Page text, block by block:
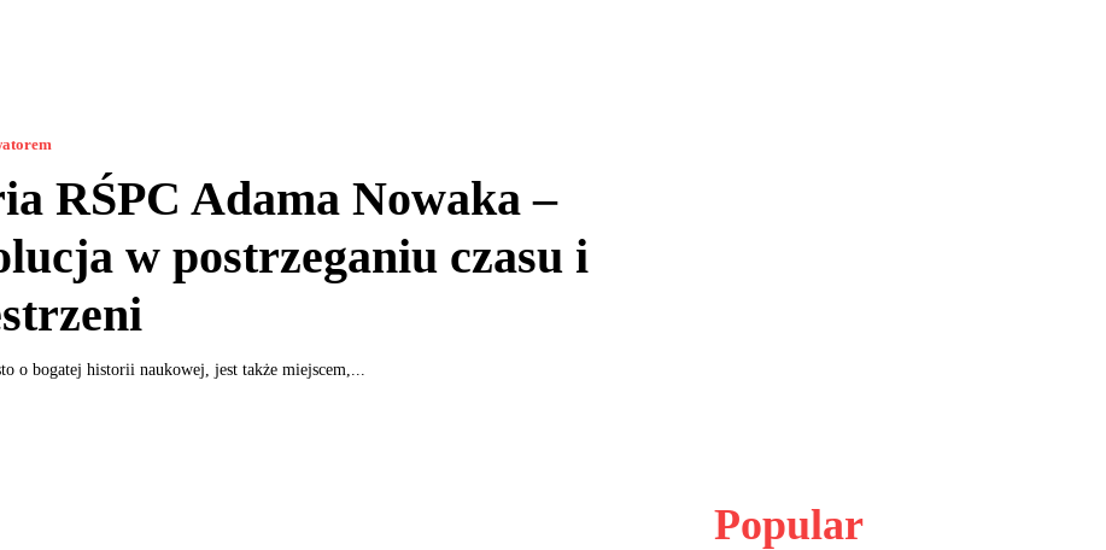
RŚPC Adama Nowaka –
w postrzeganiu czasu i
o bogatej historii naukowej, jest także miejscem,...
Popular